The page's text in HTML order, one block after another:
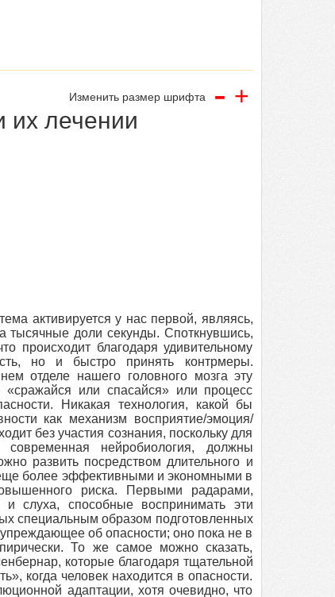
Изменить размер шрифта - +
их лечении
активируется у нас первой, являясь,
тысячные доли секунды. Споткнувшись,
происходит благодаря удивительному
но и быстро принять контрмеры.
отделе нашего головного мозга эту
или спасайся» или процесс
Никакая технология, какой бы
как механизм восприятие/эмоция/
без участия сознания, поскольку для
нейробиология, должны
развить посредством длительного и
более эффективными и экономными в
риска. Первыми радарами,
слуха, способные воспринимать эти
специальным образом подготовленных
об опасности; оно пока не в
То же самое можно сказать,
которые благодаря тщательной
когда человек находится в опасности.
адаптации, хотя очевидно, что